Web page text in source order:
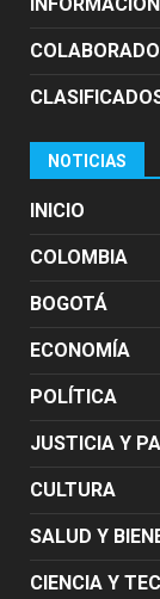
NOTICIAS
INICIO
COLOMBIA
BOGOTÁ
ECONOMÍA
POLÍTICA
JUSTICIA Y
CULTURA
SALUD Y
CIENCIA Y